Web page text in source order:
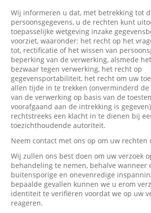
Wij informeren u dat, met betrekking tot
persoonsgegevens, u de rechten kunt
toepasselijke wetgeving inzake
voorziet, waaronder: het recht op het
tot, rectificatie of het wissen van
beperking van de verwerking, alsmede
bezwaar tegen verwerking, het recht op
gegevensportabiliteit, het recht om uw
allen tijde in te trekken (onverminderd
van de verwerking op basis van de
voorafgaand aan de intrekking is
rechtstreeks een klacht in te dienen bij
toezichthoudende autoriteit.
Neem contact met ons op om uw rechten
Wij zullen ons best doen om uw verzoek
behandeling te nemen, behalve wanneer
buitensporige en onevenredige
bepaalde gevallen kunnen we u erom
identiteit te verifiëren voordat we op uw
reageren.